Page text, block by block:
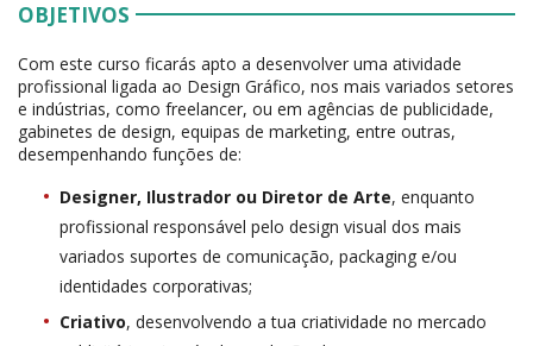
OBJETIVOS
Com este curso ficarás apto a desenvolver uma atividade
profissional ligada ao Design Gráfico, nos mais variados setores
e indústrias, como freelancer, ou em agências de publicidade,
gabinetes de design, equipas de marketing, entre outras,
desempenhando funções de:
Designer, Ilustrador ou Diretor de Arte, enquanto
profissional responsável pelo design visual dos mais
variados suportes de comunicação, packaging e/ou
identidades corporativas;
Criativo, desenvolvendo a tua criatividade no mercado